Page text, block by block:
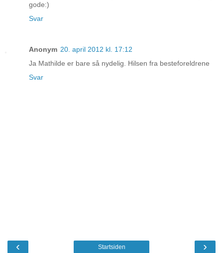
gode:)
Svar
Anonym 20. april 2012 kl. 17:12
Ja Mathilde er bare så nydelig. Hilsen fra besteforeldrene
Svar
‹ ›
Startsiden